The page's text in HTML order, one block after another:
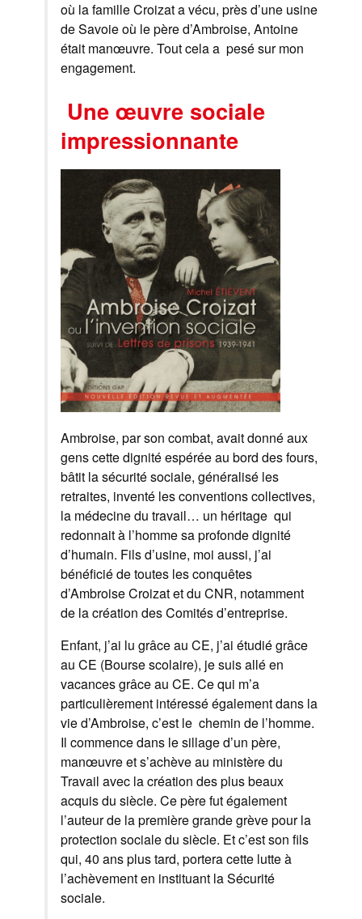
où la famille Croizat a vécu, près d’une usine
de Savoie où le père d’Ambroise, Antoine
était manœuvre. Tout cela a pesé sur mon
engagement.
Une œuvre sociale
impressionnante
Ambroise, par son combat, avait donné aux
gens cette dignité espérée au bord des fours,
bâtit la sécurité sociale, généralisé les
retraites, inventé les conventions collectives,
la médecine du travail… un héritage qui
redonnait à l’homme sa profonde dignité
d’humain. Fils d’usine, moi aussi, j’ai
bénéficié de toutes les conquêtes
d’Ambroise Croizat et du CNR, notamment
de la création des Comités d’entreprise.
Enfant, j’ai lu grâce au CE, j’ai étudié grâce
au CE (Bourse scolaire), je suis allé en
vacances grâce au CE. Ce qui m’a
particulièrement intéressé également dans la
vie d’Ambroise, c’est le chemin de l’homme.
Il commence dans le sillage d’un père,
manœuvre et s’achève au ministère du
Travail avec la création des plus beaux
acquis du siècle. Ce père fut également
l’auteur de la première grande grève pour la
protection sociale du siècle. Et c’est son fils
qui, 40 ans plus tard, portera cette lutte à
l’achèvement en instituant la Sécurité
sociale.